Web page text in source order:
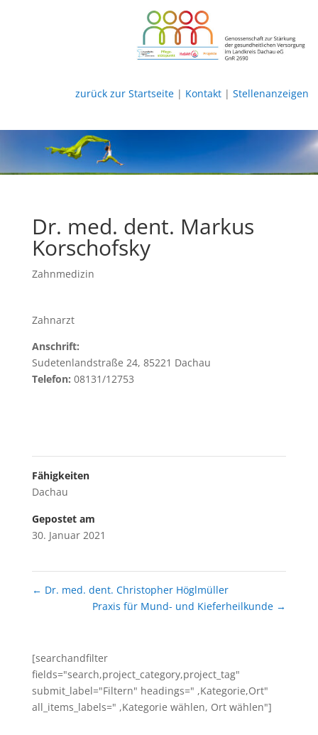
zurück zur Startseite| Kontakt| Stellenanzeigen
Dr. med. dent. Markus
Korschofsky
Zahnmedizin
Zahnarzt
Anschrift:
Sudetenlandstraße 24, 85221 Dachau
Telefon: 08131/12753
Fähigkeiten
Dachau
Gepostet am
30. Januar 2021
← Dr. med. dent. Christopher Höglmüller
Praxis für Mund- und Kieferheilkunde →
[searchandfilter
fields="search,project_category,project_tag"
submit_label="Filtern" headings=" ,Kategorie,Ort"
all_items_labels=" ,Kategorie wählen, Ort wählen"]